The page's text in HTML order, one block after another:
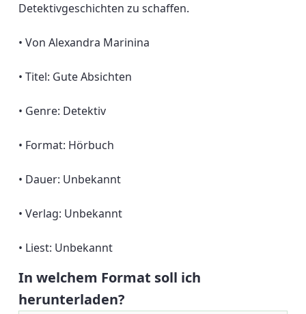
Detektivgeschichten zu schaffen.
• Von Alexandra Marinina
• Titel: Gute Absichten
• Genre: Detektiv
• Format: Hörbuch
• Dauer: Unbekannt
• Verlag: Unbekannt
• Liest: Unbekannt
In welchem Format soll ich
herunterladen?